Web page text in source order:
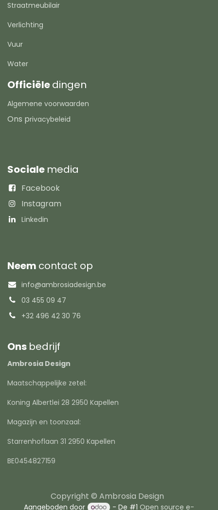
Straatmeubilair
Verlichting
Vuur
Water
Officiëledingen
Algemene voorwaarden
Ons privacybeleid
Sociale media
Facebook
Instagram
Linkedin
Neem contact op
info@ambrosiadesign.be
03 455 09 47
+32 496 42 30 76
Ons bedrijf
Ambrosia Design
Maatschappelijke zetel:
Koning Albertlei 28 2950 Kapellen
Magazijn en toonzaal:
Starrenhoflaan 31 2950 Kapellen
BE0454827159
Copyright © Ambrosia Design
Aangeboden door - De #1 Open source e-